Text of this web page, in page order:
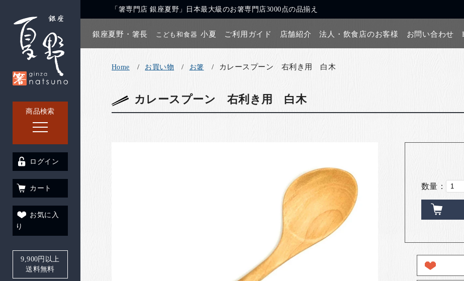
商品検索
「箸専門店 銀座夏野」日本最大級のお箸専門店3000点の品揃え
銀座夏野・箸長 こども和食器 小夏 ご利用ガイド 店舗紹介 法人・飲食店のお客様 お問い合わせ
ログイン
カート
お気に入
り
9,900円以上
送料無料
Home お買い物 お箸 カレースプーン 右利き用 白木
カレースプーン 右利き用 白木
数量：